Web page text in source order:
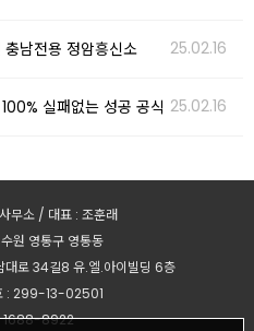
남전용 정암흥신소 25.02.16
실패없는 성공 공식 25.02.16
무소 / 대표 : 조훈래
원 영통구 영통동
대로 34길8 유.엘.아이빌딩 6층
: 299-13-02501
1688-8922